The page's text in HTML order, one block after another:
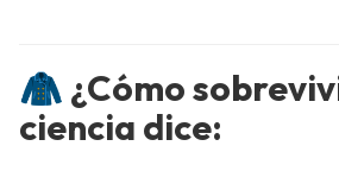
🧥 ¿Cómo
ciencia dice: